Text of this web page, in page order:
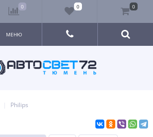
МЕНЮ
Philips
0 0 0